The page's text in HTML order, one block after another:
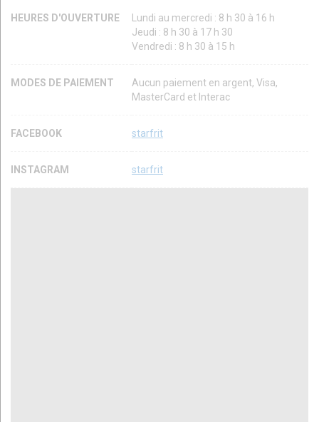
HEURES D'OUVERTURE
Lundi au mercredi : 8 h 30 à 16 h
Jeudi : 8 h 30 à 17 h 30
Vendredi : 8 h 30 à 15 h
MODES DE PAIEMENT
Aucun paiement en argent, Visa,
MasterCard et Interac
FACEBOOK starfrit
INSTAGRAM starfrit